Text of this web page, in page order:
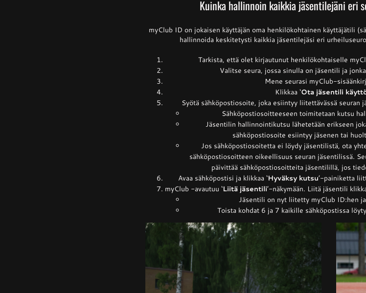
Kuinka hallinnoin kaikkia jäsentilejäni eri
myClub ID on jokaisen käyttäjän oma henkilökohtainen käyttäjätili
hallinnoida keskitetysti kaikkia jäsentilejäsi eri
Tarkista, että olet kirjautunut henkilökohtaiselle
Valitse seura, jossa sinulla on jäsentili ja
Mene seurasi myClub-
Klikkaa ‘Ota jäsentili
Syötä sähköpostiosoite, joka esiintyy liitettävässä seuran
Sähköpostiosoitteeseen toimitetaan kutsu
Jäsentilin hallinnointikutsu lähetetään erikseen
sähköpostiosoite esiintyy jäsenen tai
Jos sähköpostiosoitetta ei löydy jäsentilistä, ota
sähköpostiosoitteen oikeellisuus seuran jäsentilissä.
päivittää sähköpostiosoitteita jäsentilillä, jos
Avaa sähköpostisi ja klikkaa ‘Hyväksy kutsu’-painiketta
myClub -avautuu ‘Liitä jäsentili’-näkymään. Liitä jäsentili
Jäsentili on nyt liitetty myClub ID:hen
Toista kohdat 6 ja 7 kaikille sähköpostissa